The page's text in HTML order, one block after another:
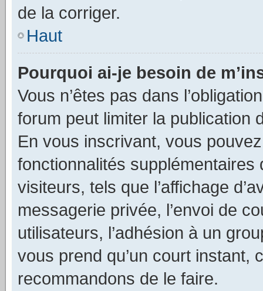
de la corriger.
Haut
Pourquoi ai-je besoin de
Vous n’êtes pas dans
forum peut limiter la publication
En vous inscrivant, vous
fonctionnalités
visiteurs, tels que l’affichage
messagerie privée, l’envoi de
utilisateurs, l’adhésion à un
vous prend qu’un court instant,
recommandons de le faire.